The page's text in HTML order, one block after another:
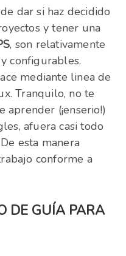
dar si haz decidido
y tener una
, son relativamente
configurables.
mediante linea de
Tranquilo, no te
aprender (¡enserio!)
afuera casi todo
esta manera
conforme a
DE GUÍA PARA